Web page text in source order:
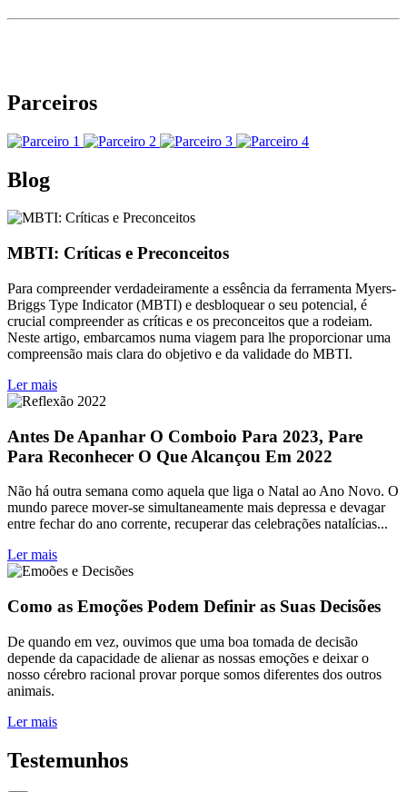
Parceiros
Blog
MBTI: Críticas e Preconceitos
Para compreender verdadeiramente a essência da ferramenta Myers-
Briggs Type Indicator (MBTI) e desbloquear o seu potencial, é
crucial compreender as críticas e os preconceitos que a rodeiam.
Neste artigo, embarcamos numa viagem para lhe proporcionar uma
compreensão mais clara do objetivo e da validade do MBTI.
Ler mais
Antes De Apanhar O Comboio Para 2023, Pare
Para Reconhecer O Que Alcançou Em 2022
Não há outra semana como aquela que liga o Natal ao Ano Novo. O
mundo parece mover-se simultaneamente mais depressa e devagar
entre fechar do ano corrente, recuperar das celebrações natalícias...
Ler mais
Como as Emoções Podem Definir as Suas Decisões
De quando em vez, ouvimos que uma boa tomada de decisão
depende da capacidade de alienar as nossas emoções e deixar o
nosso cérebro racional provar porque somos diferentes dos outros
animais.
Ler mais
Testemunhos